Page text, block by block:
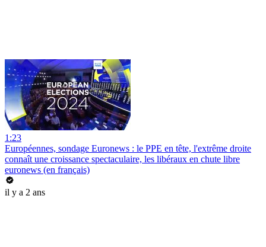
1:23
Européennes, sondage Euronews : le PPE en tête, l'extrême droite
connaît une croissance spectaculaire, les libéraux en chute libre
euronews (en français)
il y a 2 ans